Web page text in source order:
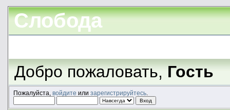
Слобода
Добро пожаловать,Гость
Пожалуйста, войдите или зарегистрируйтесь.